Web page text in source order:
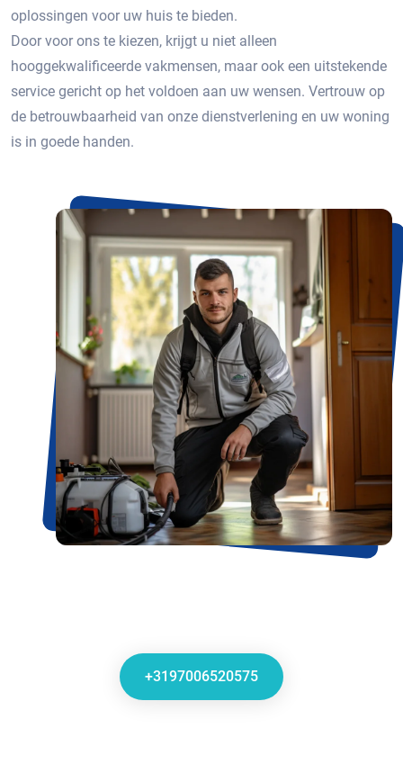
oplossingen voor uw huis te bieden.
Door voor ons te kiezen, krijgt u niet alleen
hooggekwalificeerde vakmensen, maar ook een uitstekende
service gericht op het voldoen aan uw wensen. Vertrouw op
de betrouwbaarheid van onze dienstverlening en uw woning
is in goede handen.
+3197006520575